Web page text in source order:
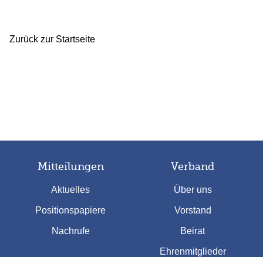
Zurück zur Startseite
Mitteilungen
Aktuelles
Positionspapiere
Nachrufe
Verband
Über uns
Vorstand
Beirat
Ehrenmitglieder